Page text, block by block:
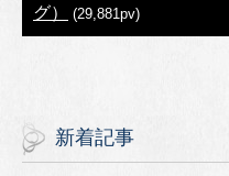
グ）
(29,881pv)
新着記事